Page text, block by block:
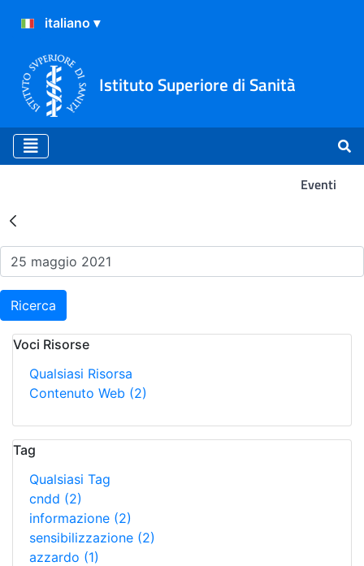
Istituto Superiore di Sanità
Eventi
Risultati della Ricerca -
Ricerca
Voci Risorse
Qualsiasi Risorsa
Contenuto Web (2)
Tag
Qualsiasi Tag
cndd (2)
informazione (2)
sensibilizzazione (2)
azzardo (1)